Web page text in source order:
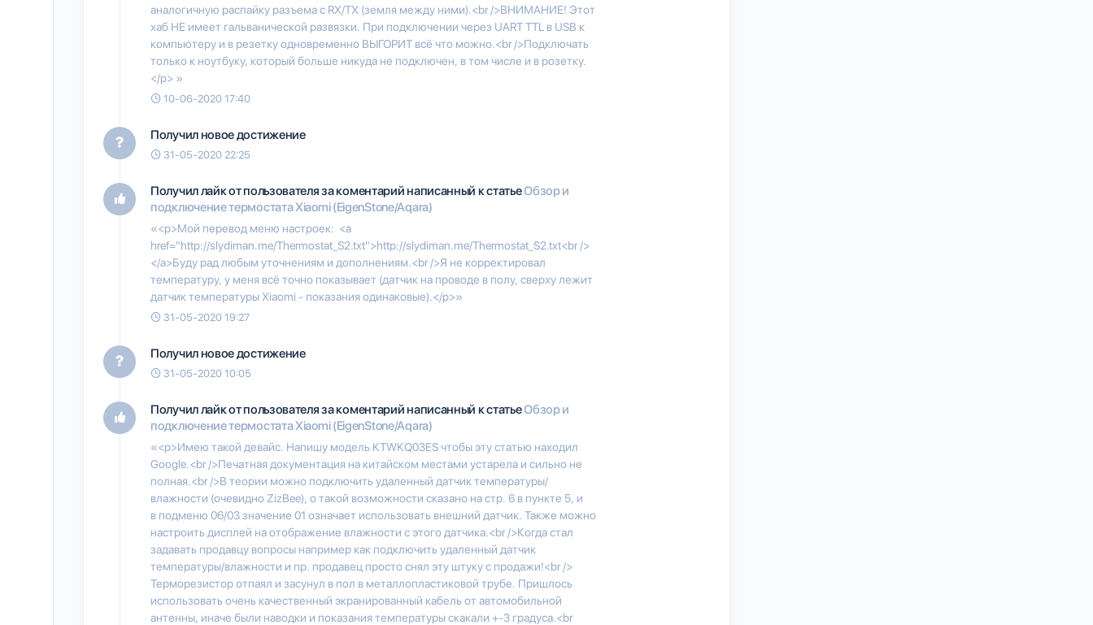
аналогичную распайку разъема с RX/TX (земля между ними).<br />ВНИМАНИЕ! Этот
хаб НЕ имеет гальванической развязки. При подключении через UART TTL в USB к
компьютеру и в резетку одновременно ВЫГОРИТ всё что можно.<br />Подключать
только к ноутбуку, который больше никуда не подключен, в том числе и в розетку.
</p> »
10-06-2020 17:40
Получил новое достижение
31-05-2020 22:25
Получил лайк от пользователяза коментарий написанный к статьеОбзор и
подключение термостата Xiaomi (EigenStone/Aqara)
«<p>Мой перевод меню настроек: <a
href="http://slydiman.me/Thermostat_S2.txt">http://slydiman.me/Thermostat_S2.txt<br />
</a>Буду рад любым уточнениям и дополнениям.<br />Я не корректировал
температуру, у меня всё точно показывает (датчик на проводе в полу, сверху лежит
датчик температуры Xiaomi - показания одинаковые).</p>»
31-05-2020 19:27
Получил новое достижение
31-05-2020 10:05
Получил лайк от пользователяза коментарий написанный к статьеОбзор и
подключение термостата Xiaomi (EigenStone/Aqara)
«<p>Имею такой девайс. Напишу модель KTWKQ03ES чтобы эту статью находил
Google.<br />Печатная документация на китайском местами устарела и сильно не
полная.<br />В теории можно подключить удаленный датчик температуры/
влажности (очевидно ZizBee), о такой возможности сказано на стр. 6 в пункте 5, и
в подменю 06/03 значение 01 означает использовать внешний датчик. Также можно
настроить дисплей на отображение влажности с этого датчика.<br />Когда стал
задавать продавцу вопросы например как подключить удаленный датчик
температуры/влажности и пр. продавец просто снял эту штуку с продажи!<br />
Терморезистор отпаял и засунул в пол в металлопластиковой трубе. Пришлось
использовать очень качественный экранированный кабель от автомобильной
антенны, иначе были наводки и показания температуры скакали +-3 градуса.<br